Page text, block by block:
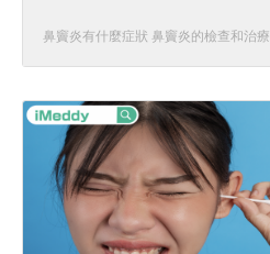
鼻竇炎有什麼症狀 鼻竇炎的檢查和治療